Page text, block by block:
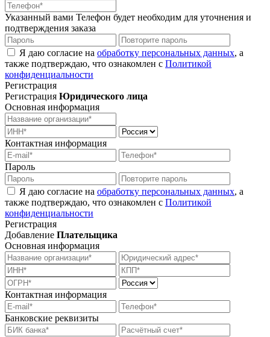
Указанный вами Телефон будет необходим для уточнения и
подтверждения заказа
Я даю согласие на обработку персональных данных, а
также подтверждаю, что ознакомлен с Политикой
конфиденциальности
Регистрация
Регистрация Юридического лица
Основная информация
Контактная информация
Пароль
Я даю согласие на обработку персональных данных, а
также подтверждаю, что ознакомлен с Политикой
конфиденциальности
Регистрация
Добавление Плательщика
Основная информация
Контактная информация
Банковские реквизиты